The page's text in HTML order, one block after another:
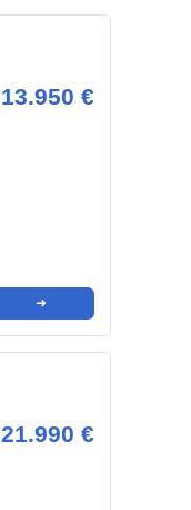
13.950 €
➜
21.990 €